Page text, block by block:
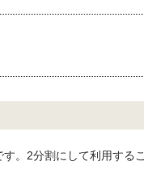
。2分割にして利用するこ